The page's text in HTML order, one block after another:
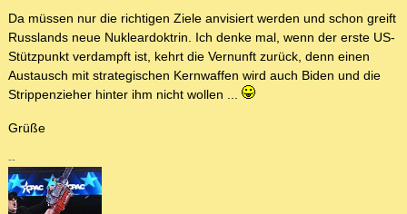
Da müssen nur die richtigen Ziele anvisiert werden und schon greift
Russlands neue Nukleardoktrin. Ich denke mal, wenn der erste US-
Stützpunkt verdampft ist, kehrt die Vernunft zurück, denn einen
Austausch mit strategischen Kernwaffen wird auch Biden und die
Strippenzieher hinter ihm nicht wollen ...
Grüße
--